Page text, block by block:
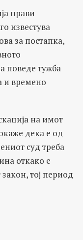
прави
известува
за постапка,
поведе тужба
и времено
на имот
дека е од
суд треба
откако е
тој период